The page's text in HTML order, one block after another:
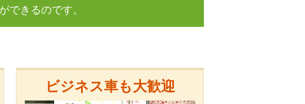
できるのです。
ビジネス車も大歓迎